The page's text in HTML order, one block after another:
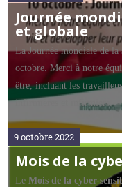
Journée
et globale
La Journée mondiale de
octobre. Merci à notre
être, incluant les
infirmières et infirmiers.
Mois de la
9 octobre 2022
Le Mois de la cyber-